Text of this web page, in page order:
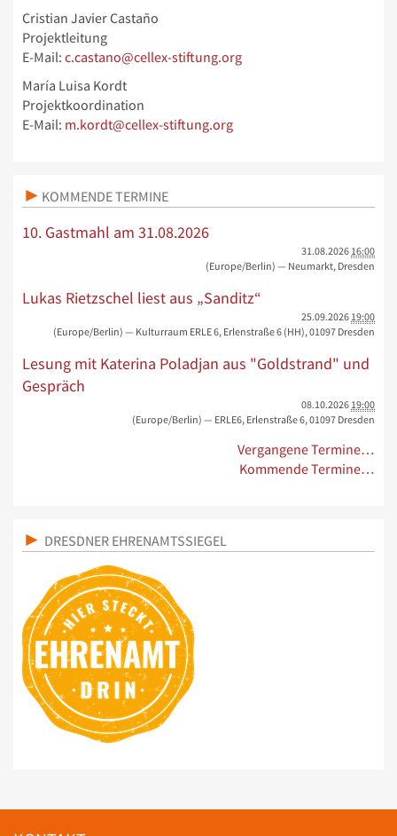
Cristian Javier Castaño
Projektleitung
E-Mail: c.castano@cellex-stiftung.org
María Luisa Kordt
Projektkoordination
E-Mail: m.kordt@cellex-stiftung.org
KOMMENDE TERMINE
10. Gastmahl am 31.08.2026
31.08.2026 16:00
(Europe/Berlin) — Neumarkt, Dresden
Lukas Rietzschel liest aus „Sanditz“
25.09.2026 19:00
(Europe/Berlin) — Kulturraum ERLE 6, Erlenstraße 6 (HH), 01097 Dresden
Lesung mit Katerina Poladjan aus "Goldstrand" und
Gespräch
08.10.2026 19:00
(Europe/Berlin) — ERLE6, Erlenstraße 6, 01097 Dresden
Vergangene Termine…
Kommende Termine…
DRESDNER EHRENAMTSSIEGEL